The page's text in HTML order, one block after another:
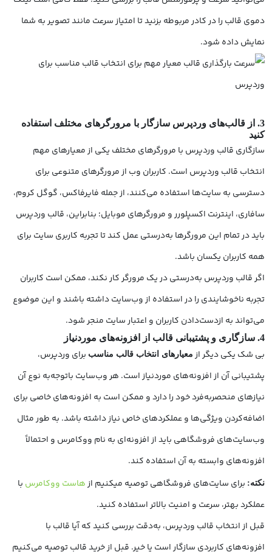
دموی قالب را در کادر مربوطه بزنید تا امتیاز سرعت مانند تصویر به شما
نمایش داده شود.
3. از قالب‌های وردپرس سازگار با مرورگرهای مختلف استفاده
کنید
سازگاری قالب وردپرس با مرورگرهای مختلف یکی از معیارهای مهم
انتخاب قالب وردپرس است. کاربران وب از مرورگرهای متنوعی برای
دسترسی به سایت‌ها استفاده می‌کنند، از جمله فایرفاکس، گوگل کروم،
سافاری، اینترنت اکسپلورر و مرورگرهای موبایل؛ بنابراین، قالب وردپرس
باید در تمام این مرورگرها به‌درستی عمل کند تا تجربه کاربری سایت برای
همه کاربران یکسان باشد.
اگر قالب وردپرس به‌درستی در یک مرورگر کار نکند، ممکن است کاربران
تجربه ناخوشایندی را در استفاده از وب‌سایت داشته باشند و این موضوع
می‌تواند به ازدست‌دادن کاربران و اعتبار سایت منجر شود.
4. سازگاری و پشتیبانی قالب از افزونه‌های موردنیاز
بی شک یکی دیگر از معیارهای انتخاب قالب مناسب برای وردپرس،
پشتیبانی آن از افزونه‌های موردنیاز است. هر وب‌سایت باتوجه‌به نوع آن
نیازهای منحصربه‌فرد خود را دارد و ممکن است به افزونه‌های خاصی برای
اضافه‌کردن ویژگی‌ها و عملکردهای خاص نیاز داشته باشد. به طور مثال
وب‌سایت‌های فروشگاهی باید از افزونه‌ای به نام ووکامرس و احتمالاً
افزونه‌های وابسته به آن استفاده کند.
نکته: برای سایت‌های فروشگاهی توصیه میکنیم ازهاست ووکامرس با
عملکرد بهتر، سرعت و امنیت بالاتر استفاده کنید.
قبل از انتخاب قالب وردپرس، به‌دقت بررسی کنید که آیا قالب با
افزونه‌های کاربردی سازگار است یا خیر. قبل از خرید قالب توصیه می‌کنیم